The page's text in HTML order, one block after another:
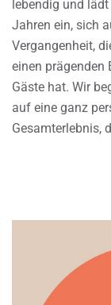
lebendig und
Jahren ein, sich
Vergangenheit,
einen prägenden
Gäste hat. Wir
auf eine ganz
Gesamterlebnis,